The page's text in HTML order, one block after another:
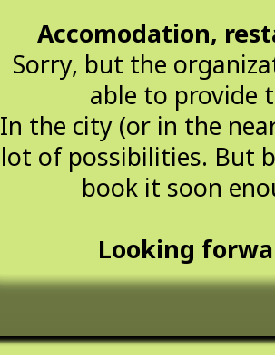
Accomodation,
Sorry, but the
able to provide
In the city (or in the
lot of possibilities. But
book it soon
Looking